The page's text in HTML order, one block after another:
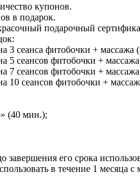
купонов.
в подарок.
подарочный
3 сеанса фитобочки + массажа
5 сеансов фитобочки +
7 сеансов фитобочки +
10 сеансов фитобочки +
(40 мин.);
его срока
в течение 1 месяца